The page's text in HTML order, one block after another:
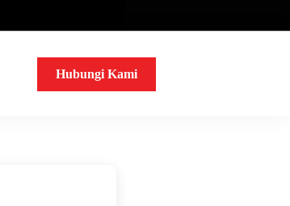
Hubungi Kami